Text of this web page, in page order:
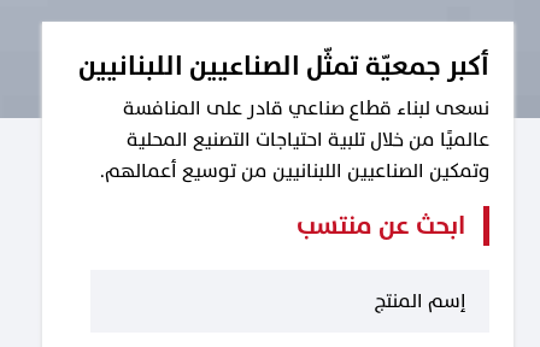
أكبر جمعيّة تمثّل الصناعيين اللبنانيين
نسعى لبناء قطاع صناعي قادر على المنافسة
عالميًا من خلال تلبية احتياجات التصنيع المحلية
وتمكين الصناعيين اللبنانيين من توسيع أعمالهم.
ابحث عن منتسب